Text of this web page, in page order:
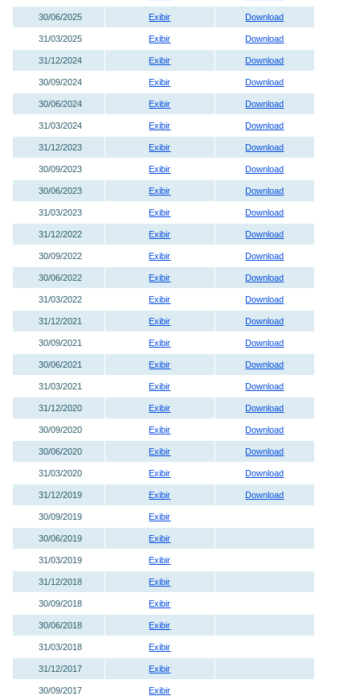
30/06/2025 Exibir Download
31/03/2025 Exibir Download
31/12/2024 Exibir Download
30/09/2024 Exibir Download
30/06/2024 Exibir Download
31/03/2024 Exibir Download
31/12/2023 Exibir Download
30/09/2023 Exibir Download
30/06/2023 Exibir Download
31/03/2023 Exibir Download
31/12/2022 Exibir Download
30/09/2022 Exibir Download
30/06/2022 Exibir Download
31/03/2022 Exibir Download
31/12/2021 Exibir Download
30/09/2021 Exibir Download
30/06/2021 Exibir Download
31/03/2021 Exibir Download
31/12/2020 Exibir Download
30/09/2020 Exibir Download
30/06/2020 Exibir Download
31/03/2020 Exibir Download
31/12/2019 Exibir Download
30/09/2019 Exibir
30/06/2019 Exibir
31/03/2019 Exibir
31/12/2018 Exibir
30/09/2018 Exibir
30/06/2018 Exibir
31/03/2018 Exibir
31/12/2017 Exibir
30/09/2017 Exibir